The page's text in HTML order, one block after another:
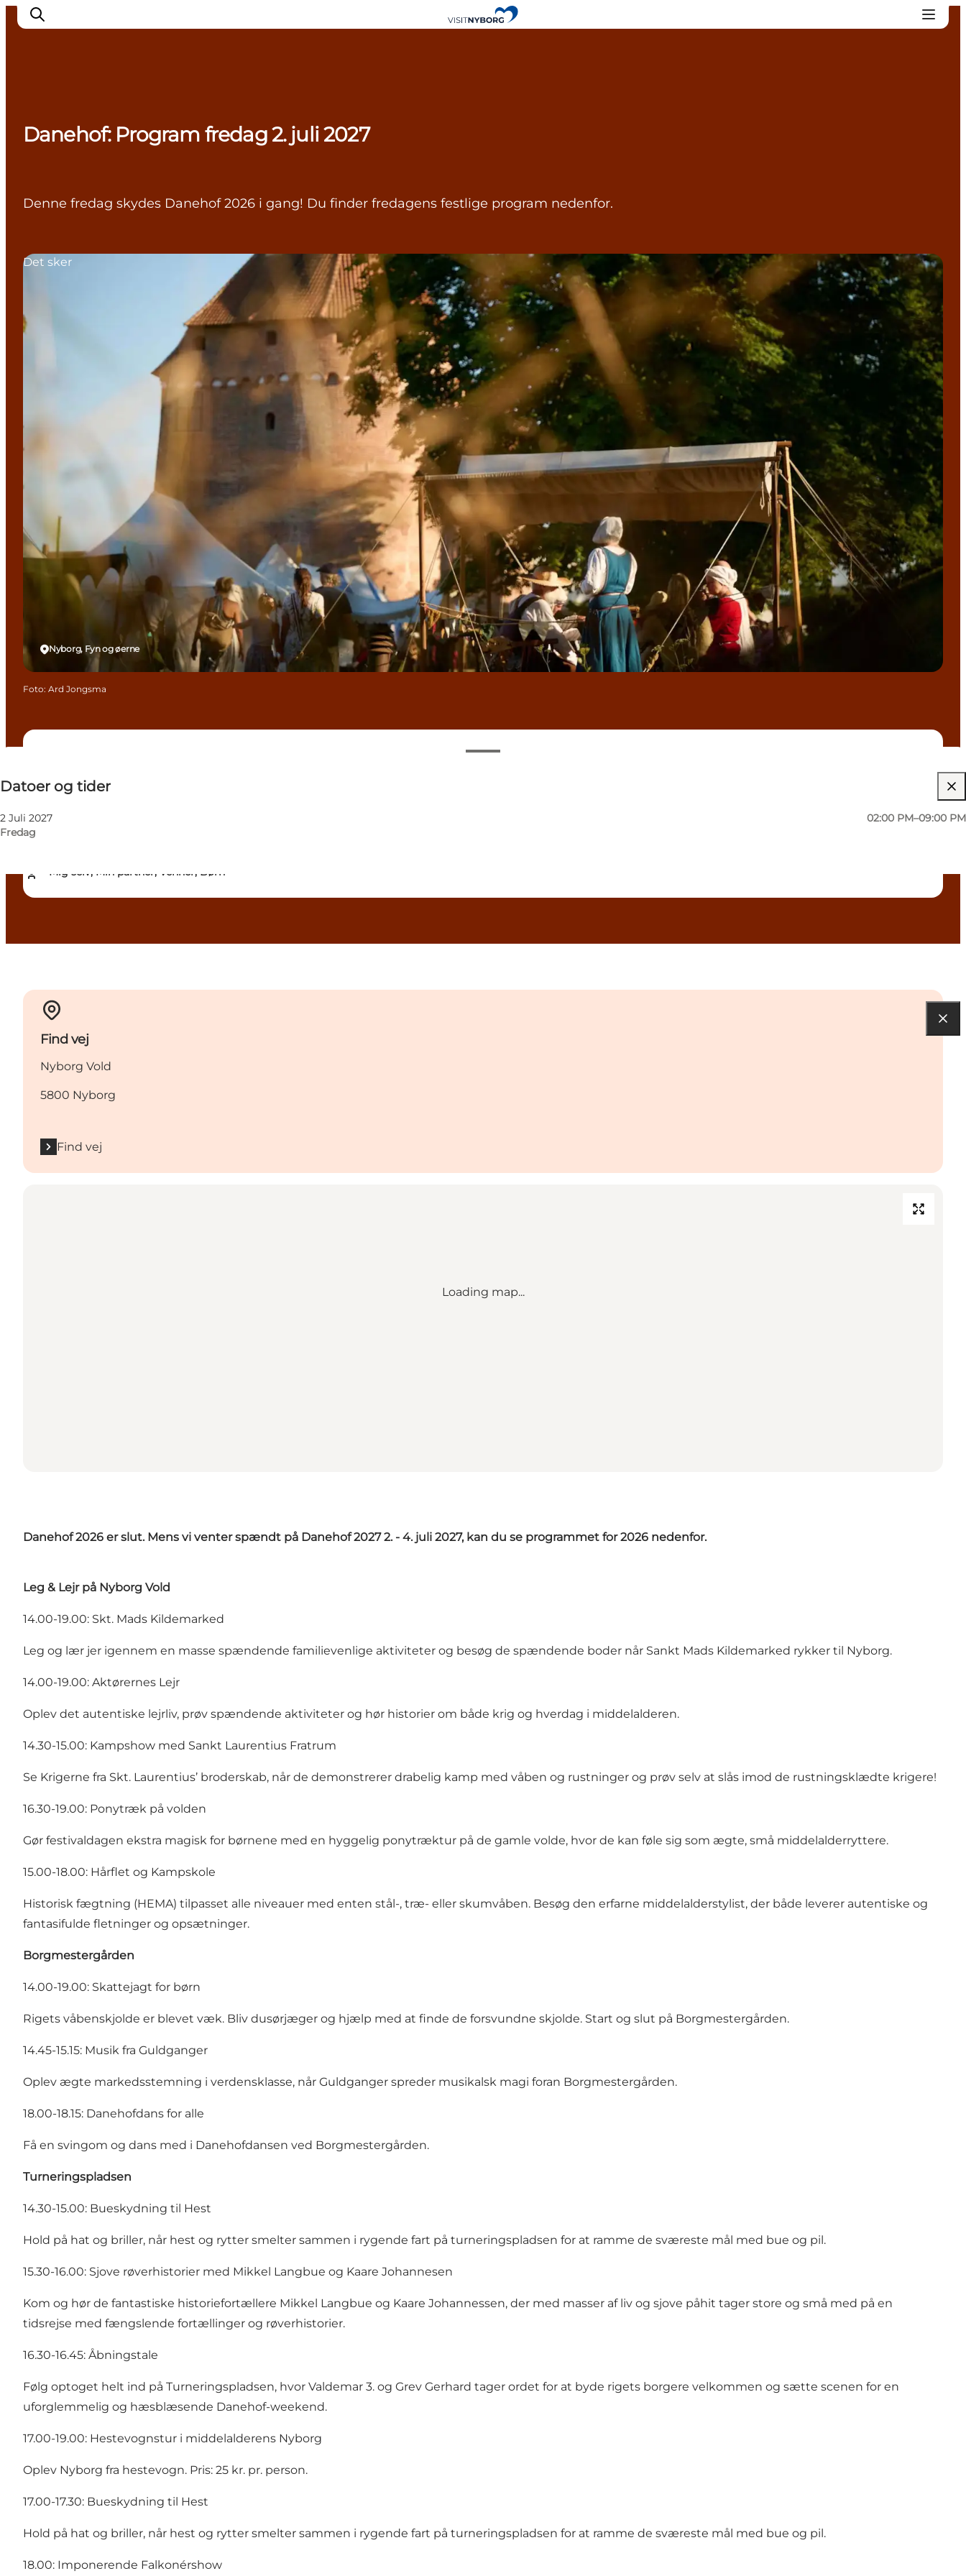
Oplev Nyborg
Outdoor
Planlæg din tur
Danehof: Program fredag 2. juli 2027
Denne fredag skydes Danehof 2026 i gang! Du finder fredagens festlige program nedenfor.
Datoer og tider
2 Juli 2027
Fredag
02:00 PM–09:00 PM
Gratis
Besøg hjemmeside
Mig selv, Min partner, Venner, Børn
Nyborg, Fyn og øerne
Det sker
Foto: Ard Jongsma
Find vej
Nyborg Vold
5800 Nyborg
Find vej
Loading map...
Danehof 2026 er slut. Mens vi venter spændt på Danehof 2027 2. - 4. juli 2027, kan du se programmet for 2026 nedenfor.
Leg & Lejr på Nyborg Vold
14.00-19.00: Skt. Mads Kildemarked
Leg og lær jer igennem en masse spændende familievenlige aktiviteter og besøg de spændende boder når Sankt Mads Kildemarked rykker til Nyborg.
14.00-19.00: Aktørernes Lejr
Oplev det autentiske lejrliv, prøv spændende aktiviteter og hør historier om både krig og hverdag i middelalderen.
14.30-15.00: Kampshow med Sankt Laurentius Fratrum
Se Krigerne fra Skt. Laurentius’ broderskab, når de demonstrerer drabelig kamp med våben og rustninger og prøv selv at slås imod de rustningsklædte krigere!
16.30-19.00: Ponytræk på volden
Gør festivaldagen ekstra magisk for børnene med en hyggelig ponytræktur på de gamle volde, hvor de kan føle sig som ægte, små middelalderryttere.
15.00-18.00: Hårflet og Kampskole
Historisk fægtning (HEMA) tilpasset alle niveauer med enten stål-, træ- eller skumvåben. Besøg den erfarne middelalderstylist, der både leverer autentiske og
fantasifulde fletninger og opsætninger.
Borgmestergården
14.00-19.00: Skattejagt for børn
Rigets våbenskjolde er blevet væk. Bliv dusørjæger og hjælp med at finde de forsvundne skjolde. Start og slut på Borgmestergården.
14.45-15.15: Musik fra Guldganger
Oplev ægte markedsstemning i verdensklasse, når Guldganger spreder musikalsk magi foran Borgmestergården.
18.00-18.15: Danehofdans for alle
Få en svingom og dans med i Danehofdansen ved Borgmestergården.
Turneringspladsen
14.30-15.00: Bueskydning til Hest
Hold på hat og briller, når hest og rytter smelter sammen i rygende fart på turneringspladsen for at ramme de sværeste mål med bue og pil.
15.30-16.00: Sjove røverhistorier med Mikkel Langbue og Kaare Johannesen
Kom og hør de fantastiske historiefortællere Mikkel Langbue og Kaare Johannessen, der med masser af liv og sjove påhit tager store og små med på en
tidsrejse med fængslende fortællinger og røverhistorier.
16.30-16.45: Åbningstale
Følg optoget helt ind på Turneringspladsen, hvor Valdemar 3. og Grev Gerhard tager ordet for at byde rigets borgere velkommen og sætte scenen for en
uforglemmelig og hæsblæsende Danehof-weekend.
17.00-19.00: Hestevognstur i middelalderens Nyborg
Oplev Nyborg fra hestevogn. Pris: 25 kr. pr. person.
17.00-17.30: Bueskydning til Hest
Hold på hat og briller, når hest og rytter smelter sammen i rygende fart på turneringspladsen for at ramme de sværeste mål med bue og pil.
18.00: Imponerende Falkonérshow